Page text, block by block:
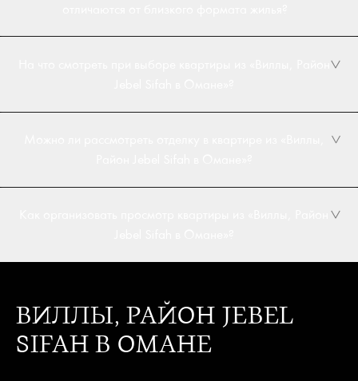
ВИЛЛЫ, РАЙОН JEBEL
SIFAH В ОМАНЕ